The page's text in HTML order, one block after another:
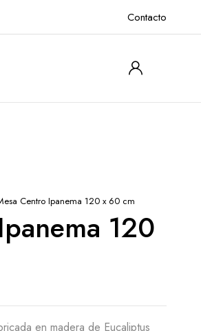
Contacto
Centro Ipanema 120 x 60 cm
120
en madera de Eucaliptus